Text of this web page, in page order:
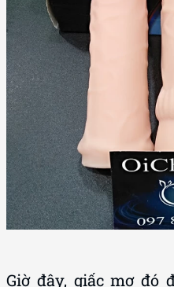
Giờ đây, giấc mơ đó